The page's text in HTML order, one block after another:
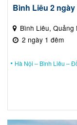
Bình Liêu 2 ngày
Bình Liêu, Quảng
2 ngày 1 đêm
Hà Nội – Bình Liêu –